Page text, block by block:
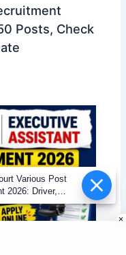
Posts, Check
Various Post
2026: Driver,
Peon एवं अन्य पदों